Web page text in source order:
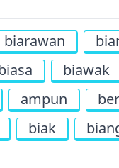
biarawan
biawak
ampun
biak